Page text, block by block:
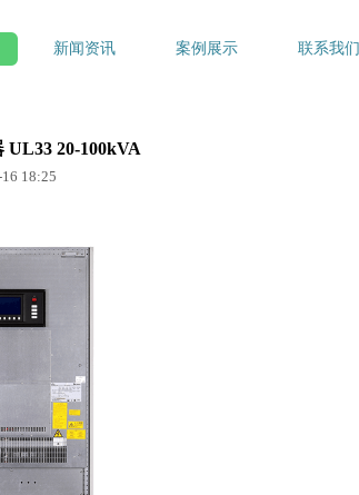
新闻资讯 案例展示 联系我们
20-100kVA
18:25